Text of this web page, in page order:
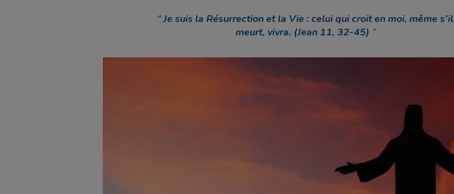
Je suis la Résurrection et la Vie : celui qui croit en moi, même s’il
meurt, vivra. (Jean 11, 32-45)